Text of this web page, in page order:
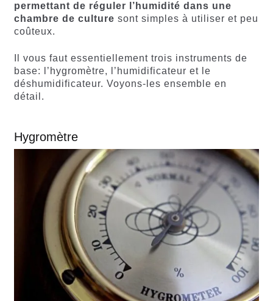
permettant de réguler l’humidité dans une
chambre de culture sont simples à utiliser et peu
coûteux.
Il vous faut essentiellement trois instruments de
base: l’hygromètre, l’humidificateur et le
déshumidificateur. Voyons-les ensemble en
détail.
Hygromètre